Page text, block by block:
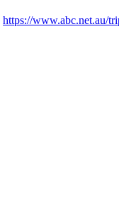
https://www.abc.net.au/